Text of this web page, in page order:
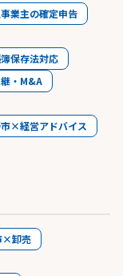
業主の確定申告
保存法対応
・M&A
×経営アドバイス
×卸売